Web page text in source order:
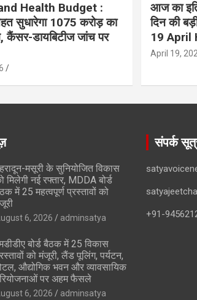
Health Budget :
सुधारेगा 1075 करोड़ का
कैंसर-डायबिटीज जांच पर
आज का
दिन की
19 April
April 19,
मसूरी के सुनियोजित विकास
मिलेगी नई रफ्तार, MDDA बोर्ड
में 25 महत्वपूर्ण प्रस्तावों को
6, 2026 adminsatya
बोर्ड बैठक में 25 विकास
को मंजूरी, लैंड पूलिंग, पर्यटन,
औद्योगिक भवन और व्यावसायिक
पर अहम फैसले
6, 2026 adminsatya
संपर्क
+91-